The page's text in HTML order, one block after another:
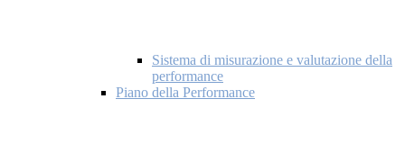
Sistema di misurazione e valutazione della
performance
Piano della Performance